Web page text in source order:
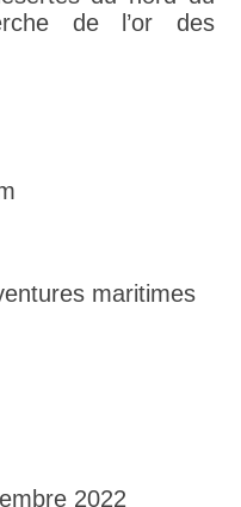
de l’or des
maritimes
2022